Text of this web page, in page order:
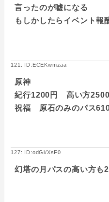
言ったのが嘘になる
もしかしたらイベント報
121: ID:ECEKwmzaa
原神
紀行1200円 高い方
祝福 原石のみのパス
127: ID:odGi/XsF0
幻塔の月パスの高い方も